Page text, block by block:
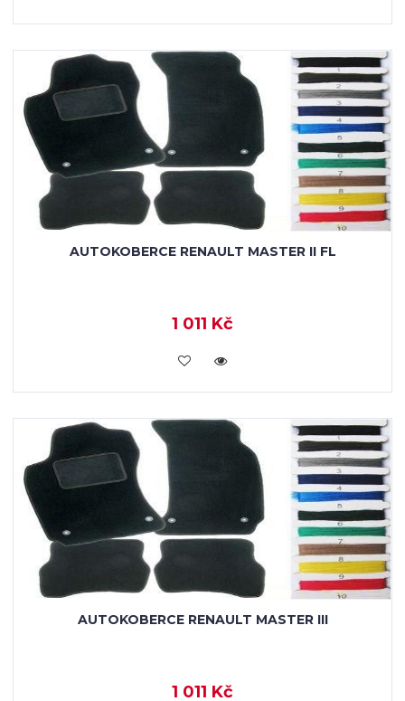
AUTOKOBERCE RENAULT MASTER II FL
1 011 Kč
KOUPIT
AUTOKOBERCE RENAULT MASTER III
1 011 Kč